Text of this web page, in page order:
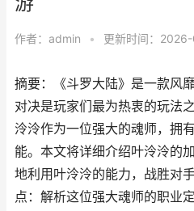
作者： admin • 更新时间：
摘要：《斗罗大陆》是一款风
对决是玩家们最为热衷的玩法
泠泠作为一位强大的魂师，拥
能。本文将详细介绍叶泠泠的
地利用叶泠泠的能力，战胜对
点：解析这位强大魂师的职业